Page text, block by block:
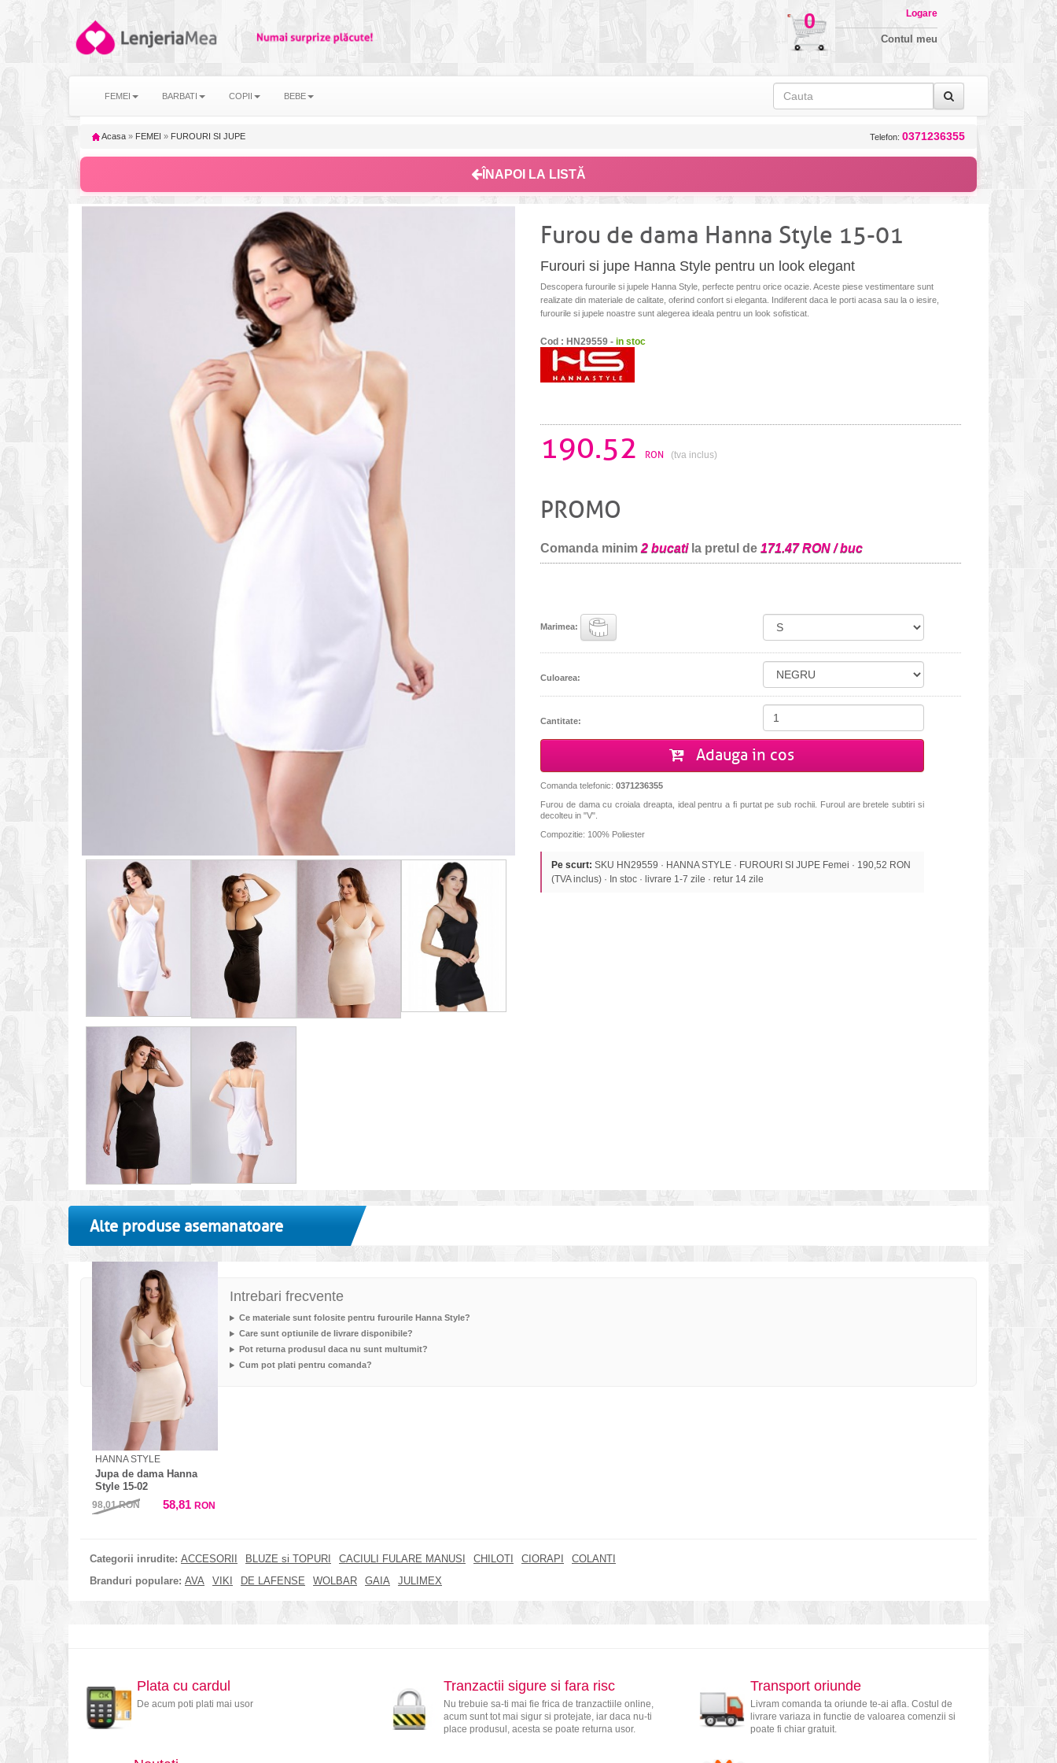
0 Logare
Contul meu
FEMEI BARBATI COPII BEBE
Acasa » FEMEI » FUROURI SI JUPE Telefon: 0371236355
ÎNAPOI LA LISTĂ
Furou de dama Hanna Style 15-01
Furouri si jupe Hanna Style pentru un look elegant
Descopera furourile si jupele Hanna Style, perfecte pentru orice ocazie. Aceste piese vestimentare sunt
realizate din materiale de calitate, oferind confort si eleganta. Indiferent daca le porti acasa sau la o iesire,
furourile si jupele noastre sunt alegerea ideala pentru un look sofisticat.
Cod : HN29559 - in stoc
190.52 RON (tva inclus)
PROMO
Comanda minim 2 bucatila pretul de 171.47 RON / buc
Marimea:
Culoarea:
Cantitate:
Adauga in cos
Comanda telefonic: 0371236355
Furou de dama cu croiala dreapta, ideal pentru a fi purtat pe sub rochii. Furoul are bretele subtiri si
decolteu in "V".
Compozitie: 100% Poliester
Pe scurt: SKU HN29559 · HANNA STYLE · FUROURI SI JUPE Femei · 190,52 RON
(TVA inclus) · In stoc · livrare 1-7 zile · retur 14 zile
Alte produse asemanatoare
HANNA STYLE
Jupa de dama Hanna
Style 15-02
98,01RON 58,81 RON
Categorii inrudite: ACCESORII BLUZE si TOPURI CACIULI FULARE MANUSI CHILOTI CIORAPI
COLANTI
Branduri populare: AVA VIKI DE LAFENSE WOLBAR GAIA JULIMEX
Intrebari frecvente
Ce materiale sunt folosite pentru furourile Hanna Style?
Care sunt optiunile de livrare disponibile?
Pot returna produsul daca nu sunt multumit?
Cum pot plati pentru comanda?
Plata cu cardul
De acum poti plati mai usor
Tranzactii sigure si fara risc
Nu trebuie sa-ti mai fie frica de tranzactiile online,
acum sunt tot mai sigur si protejate, iar daca nu-ti
place produsul, acesta se poate returna usor.
Transport oriunde
Livram comanda ta oriunde te-ai afla. Costul de
livrare variaza in functie de valoarea comenzii si
poate fi chiar gratuit.